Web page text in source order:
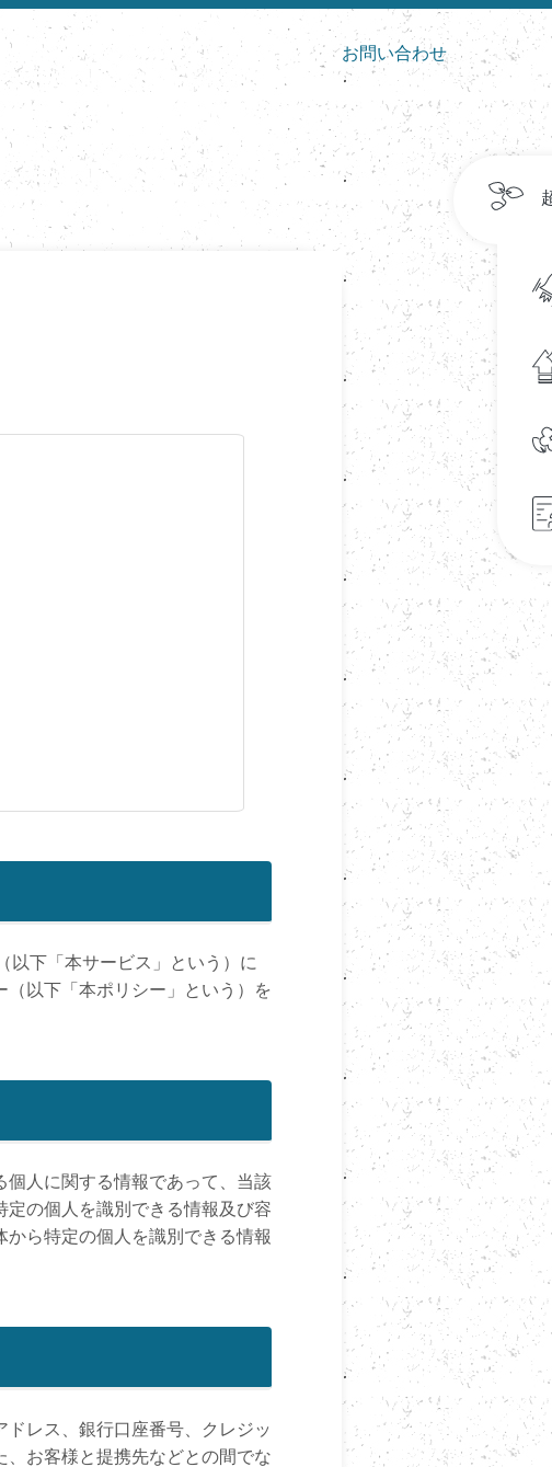
お問い合わせ
以下「本サービス」という）に
以下「本ポリシー」という）を
個人に関する情報であって、当該
の個人を識別できる情報及び容
ら特定の個人を識別できる情報
レス、銀行口座番号、クレジッ
、お客様と提携先などとの間でな